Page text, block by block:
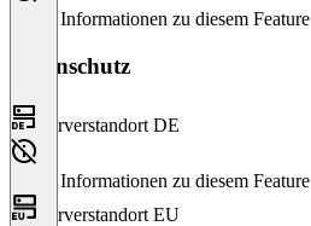
Keine Informationen zu diesem Feature
Datenschutz
Serverstandort DE
Keine Informationen zu diesem Feature
Serverstandort EU